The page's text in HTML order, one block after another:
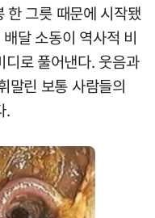
그릇 때문에 시작됐
달 소동이 역사적 비
로 풀어낸다. 웃음과
말린 보통 사람들의
.